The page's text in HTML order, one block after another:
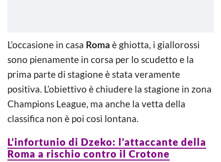
L’occasione in casa Roma è ghiotta, i giallorossi
sono pienamente in corsa per lo scudetto e la
prima parte di stagione è stata veramente
positiva. L’obiettivo è chiudere la stagione in zona
Champions League, ma anche la vetta della
classifica non è poi così lontana.
L’infortunio di Dzeko: l’attaccante della
Roma a rischio contro il Crotone